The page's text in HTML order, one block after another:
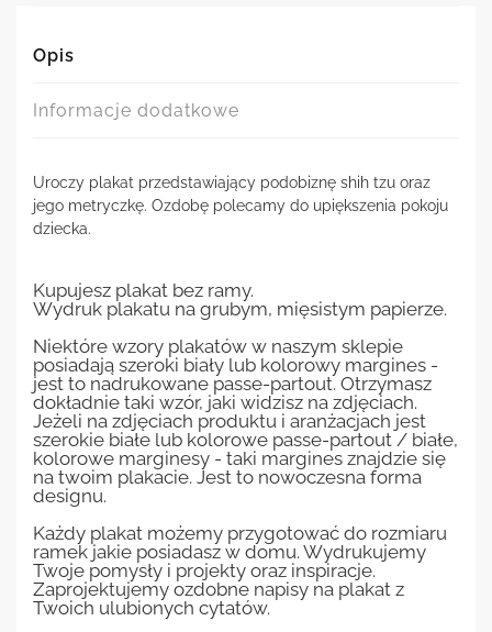
Opis
Informacje dodatkowe
Uroczy plakat przedstawiający podobiznę shih tzu oraz
jego metryczkę. Ozdobę polecamy do upiększenia pokoju
dziecka.
Kupujesz plakat bez ramy.
Wydruk plakatu na grubym, mięsistym papierze.
Niektóre wzory plakatów w naszym sklepie
posiadają szeroki biały lub kolorowy margines -
jest to nadrukowane passe-partout. Otrzymasz
dokładnie taki wzór, jaki widzisz na zdjęciach.
Jeżeli na zdjęciach produktu i aranżacjach jest
szerokie białe lub kolorowe passe-partout / białe,
kolorowe marginesy - taki margines znajdzie się
na twoim plakacie. Jest to nowoczesna forma
designu.
Każdy plakat możemy przygotować do rozmiaru
ramek jakie posiadasz w domu. Wydrukujemy
Twoje pomysły i projekty oraz inspiracje.
Zaprojektujemy ozdobne napisy na plakat z
Twoich ulubionych cytatów.